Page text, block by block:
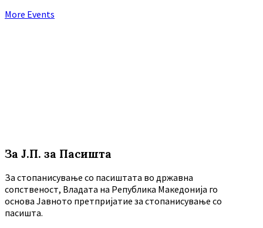
Back
More Events
За Ј.П. за Пасишта
За стопанисување со пасиштата во државна
сопственост, Владата на Република Македонија го
основа Јавното претпријатие за стопанисување со
пасишта.